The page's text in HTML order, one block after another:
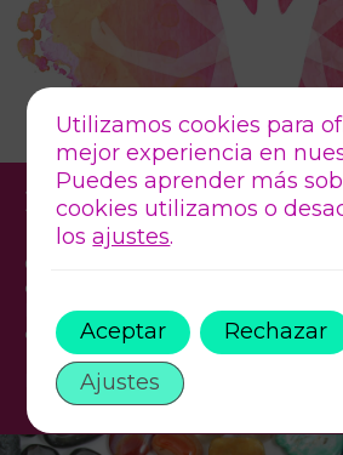
1. CONEXION
Comenzamos con un momento
contigo.
Para respirar. Para soltar el ruido
empezar a preparar tu cuerpo y tu
Este es el momento donde todo
Utilizamos cookies para
mejor experiencia en
Puedes aprender más
cookies utilizamos o
losajustes.
Aceptar
Rechazar
Ajustes